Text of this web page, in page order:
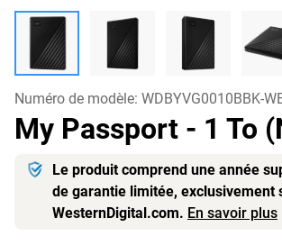
Numéro de modèle: WDBYVG0010BBK-
My Passport - 1 To
Le produit comprend une année
de garantie limitée, exclusivement
WesternDigital.com. En savoir plus